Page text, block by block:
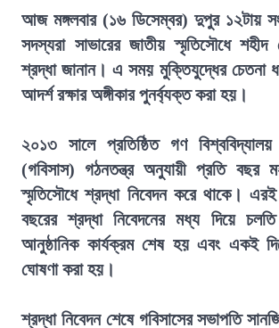
আজ মঙ্গলবার (১৬ ডিসেম্বর) দুপুর ১২টায়
সদস্যরা সাভারের জাতীয় স্মৃতিসৌধে শহীদ
শ্রদ্ধা জানান। এ সময় মুক্তিযুদ্ধের চেতনা
আদর্শ রক্ষার অঙ্গীকার পুনর্ব্যক্ত করা হয়।
২০১৩ সালে প্রতিষ্ঠিত গণ বিশ্ববিদ্যালয়
(গবিসাস) গঠনতন্ত্র অনুযায়ী প্রতি বছর
স্মৃতিসৌধে শ্রদ্ধা নিবেদন করে থাকে। এরই
বছরের শ্রদ্ধা নিবেদনের মধ্য দিয়ে চলতি
আনুষ্ঠানিক কার্যক্রম শেষ হয় এবং একই
ঘোষণা করা হয়।
শ্রদ্ধা নিবেদন শেষে গবিসাসের সভাপতি